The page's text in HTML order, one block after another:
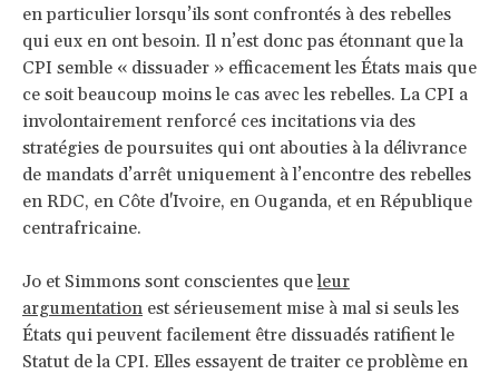
en particulier lorsqu’ils sont confrontés à des rebelles
qui eux en ont besoin. Il n’est donc pas étonnant que la
CPI semble « dissuader » efficacement les États mais que
ce soit beaucoup moins le cas avec les rebelles. La CPI a
involontairement renforcé ces incitations via des
stratégies de poursuites qui ont abouties à la délivrance
de mandats d’arrêt uniquement à l’encontre des rebelles
en RDC, en Côte d'Ivoire, en Ouganda, et en République
centrafricaine.
Jo et Simmons sont conscientes queleur
argumentation est sérieusement mise à mal si seuls les
États qui peuvent facilement être dissuadés ratifient le
Statut de la CPI. Elles essayent de traiter ce problème en